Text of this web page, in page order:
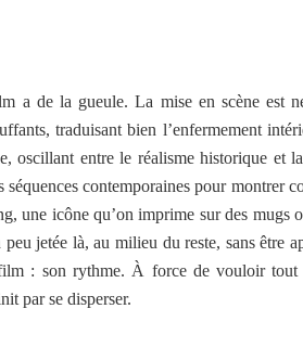
a de la gueule. La mise en scène est
traduisant bien l’enfermement
oscillant entre le réalisme historique et
séquences contemporaines pour montrer
une icône qu’on imprime sur des mugs
jetée là, au milieu du reste, sans être
: son rythme. À force de vouloir tout
par se disperser.